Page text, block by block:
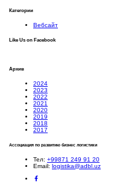
Категории
Вебсайт
Like Us on Facebook
Архив
2024
2023
2022
2021
2020
2019
2018
2017
Ассоциация по развитию бизнес логистики
Тел: +99871 249 91 20
Email: logistika@adbl.uz